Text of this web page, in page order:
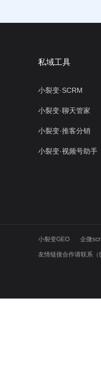
私域工具
小裂变·SCRM
小裂变·聊天管家
小裂变·推客分销
小裂变·视频号助手
小裂变GEO 企微
友情链接合作请联系